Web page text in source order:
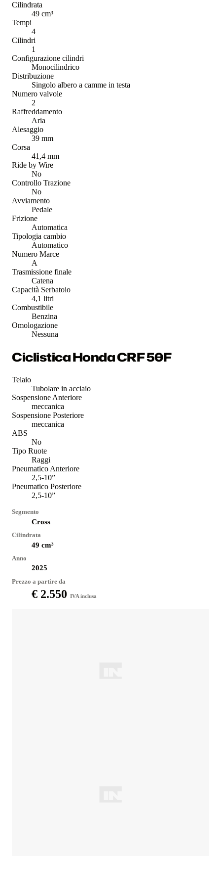
Cilindrata
49 cm³
Tempi
4
Cilindri
1
Configurazione cilindri
Monocilindrico
Distribuzione
Singolo albero a camme in testa
Numero valvole
2
Raffreddamento
Aria
Alesaggio
39 mm
Corsa
41,4 mm
Ride by Wire
No
Controllo Trazione
No
Avviamento
Pedale
Frizione
Automatica
Tipologia cambio
Automatico
Numero Marce
A
Trasmissione finale
Catena
Capacità Serbatoio
4,1 litri
Combustibile
Benzina
Omologazione
Nessuna
Ciclistica Honda CRF 50F
Telaio
Tubolare in acciaio
Sospensione Anteriore
meccanica
Sospensione Posteriore
meccanica
ABS
No
Tipo Ruote
Raggi
Pneumatico Anteriore
2,5-10”
Pneumatico Posteriore
2,5-10”
Segmento
Cross
Cilindrata
49 cm³
Anno
2025
Prezzo a partire da
€ 2.550 IVA inclusa